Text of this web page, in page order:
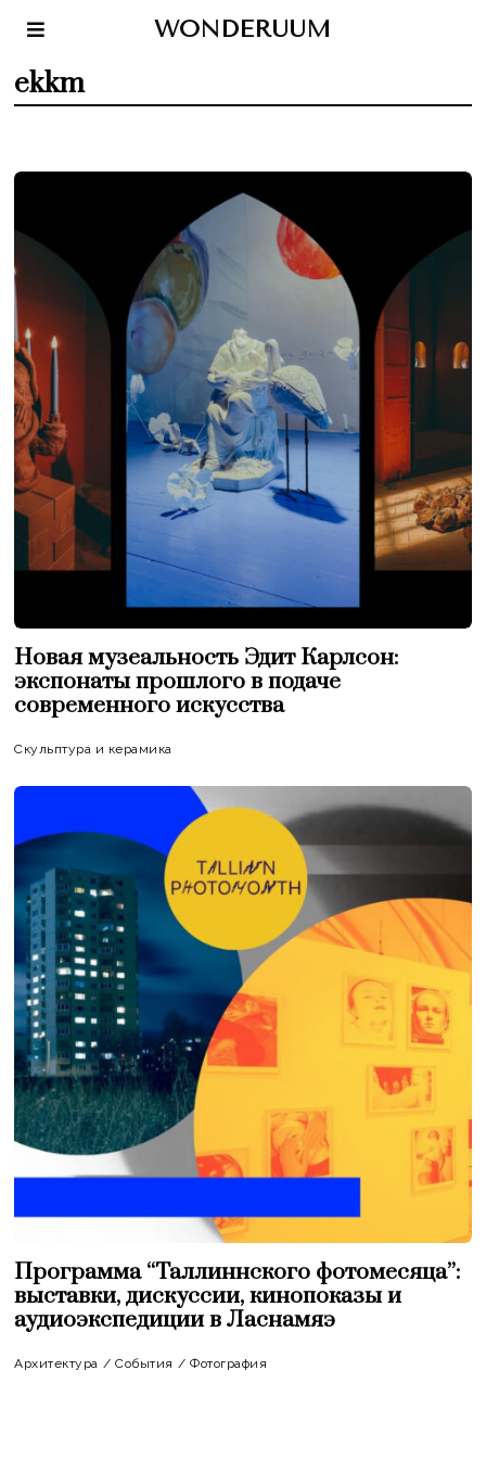
WONDERUUM
ekkm
Новая музеальность Эдит Карлсон:
экспонаты прошлого в подаче
современного искусства
Скульптура и керамика
Программа “Таллиннского фотомесяца”:
выставки, дискуссии, кинопоказы и
аудиоэкспедиции в Ласнамяэ
Архитектура / События / Фотография